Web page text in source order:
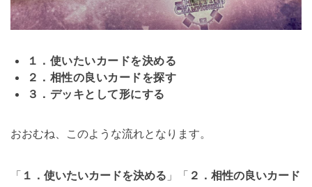
１．使いたいカードを決める
２．相性の良いカードを探す
３．デッキとして形にする
おおむね、このような流れとなります。
「 １．使いたいカードを決める 」「 ２．相性の良いカード